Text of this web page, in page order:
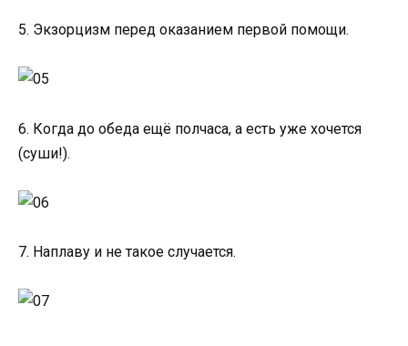
5. Экзорцизм перед оказанием первой помощи.
6. Когда до обеда ещё полчаса, а есть уже хочется
(суши!).
7. Наплаву и не такое случается.